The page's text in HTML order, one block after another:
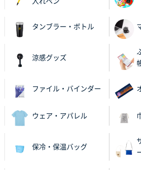
uni ジェットストリーム 05300枚
何度か注文していて、満足してい
のしメモ100P800枚
のし文言が変更できたのと価格。
ワンポイント箔押し紙袋 Sサイズ
タンブラー・ボトル
涼感グッズ
ファイル・バインダー
ウェア・アパレル
保冷・保温バッグ